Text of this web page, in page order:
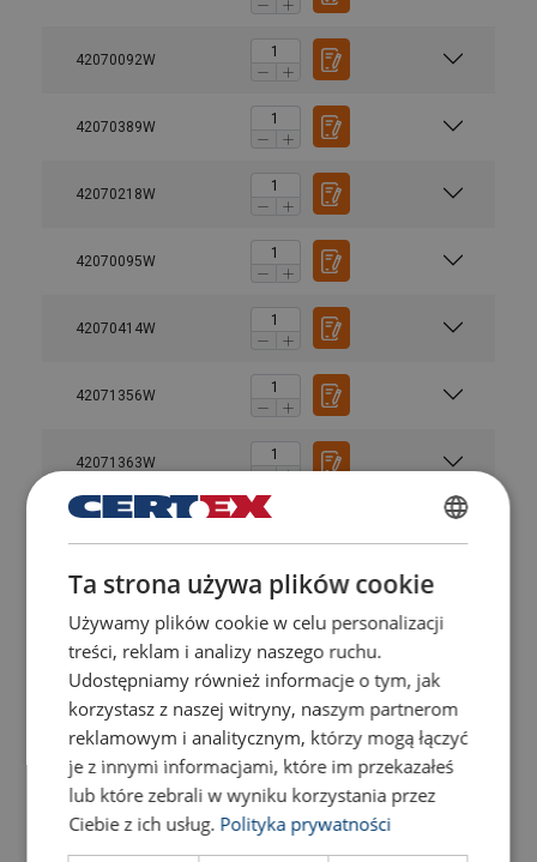
42070092W
42070389W
42070218W
42070095W
42070414W
42071356W
42071363W
42070356W
42071367W
42070407W
42071373W
POLISH
ENGLISH TRANSLATION
Ta strona używa plików cookie
Używamy plików cookie w celu personalizacji
treści, reklam i analizy naszego ruchu.
Udostępniamy również informacje o tym, jak
korzystasz z naszej witryny, naszym partnerom
reklamowym i analitycznym, którzy mogą łączyć
je z innymi informacjami, które im przekazałeś
lub które zebrali w wyniku korzystania przez
Ciebie z ich usług. Polityka prywatności